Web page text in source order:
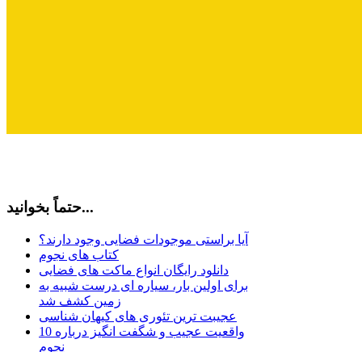
حتماً بخوانید...
آیا براستی موجودات فضایی وجود دارند؟
کتاب های نجوم
دانلود رایگان انواع ماکت های فضایی
برای اولین بار، سیاره ای درست شبیه به
زمین کشف شد
عجیبت ترین تئوری های کیهان شناسی
10 واقعیت عجیب و شگفت انگیز درباره
نجوم